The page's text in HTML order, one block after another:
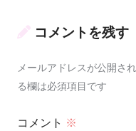
コメントを残す
メールアドレスが公開さ
る欄は必須項目です
コメント ※